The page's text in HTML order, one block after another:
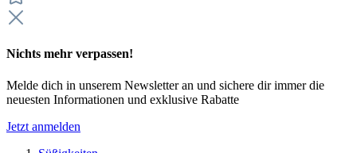
Nichts mehr verpassen!
Melde dich in unserem Newsletter an und sichere dir immer die
neuesten Informationen und exklusive Rabatte
Jetzt anmelden